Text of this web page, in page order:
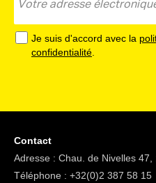
ApplicationArea 7 - Meubles
ApplicationArea 8 - Matelas
Je suis d'accord avec la
confidentialité
Contact
Adresse : Chau. de Nivelles
Téléphone : +32(0)2 387 58 15